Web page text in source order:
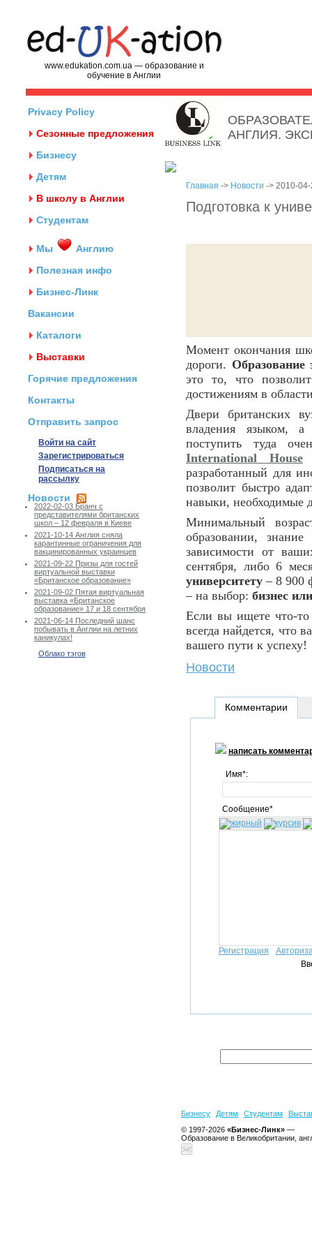
www.edukation.com.ua — образование и
обучение в Англии
Privacy Policy
Сезонные предложения
Бизнесу
Детям
В школу в Англии
Студентам
Мы
Англию
Полезная инфо
Бизнес-Линк
Вакансии
Каталоги
Выставки
Горячие предложения
Контакты
Отправить запрос
Войти на сайт
Зарегистрироваться
Подписаться на
рассылку
Новости
2022-02-03 Бранч с
представителями британских
школ – 12 февраля в Киеве
2021-10-14 Англия сняла
карантинные ограничения для
вакцинированных украинцев
2021-09-22 Призы для гостей
виртуальной выставки
«Британское образование»
2021-09-02 Пятая виртуальная
выставка «Британское
образование» 17 и 18 сентября
2021-06-14 Последний шанс
побывать в Англии на летних
каникулах!
Облако тэгов
АНГЛИЯ.
Главная -> Новости -> 2010-
Подготовка к
Момент окончания
дороги. Образование
это то, что
достижениям в
Двери британских
владения языком, а
поступить туда
International House
разработанный для
позволит быстро
навыки, необходимые
Минимальный
образовании,
зависимости от
сентября, либо 6
университету – 8 900
– на выбор: бизнес
Если вы ищете что-
всегда найдется, что
вашего пути к успеху!
Новости
Комментарии
написать
Имя*:
Сообщение*
Регистрация
Бизнесу Детям Студентам
© 1997-2026 «Бизнес-Линк» —
Образование в Великобритании,